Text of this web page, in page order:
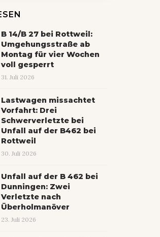
B 14/B 27 bei Rottweil:
Umgehungsstraße ab
Montag für vier Wochen
voll gesperrt
31. Juli 2026
Lastwagen missachtet
Vorfahrt: Drei
Schwerverletzte bei
Unfall auf der B462 bei
Rottweil
30. Juli 2026
Unfall auf der B 462 bei
Dunningen: Zwei
Verletzte nach
Überholmanöver
23. Juli 2026